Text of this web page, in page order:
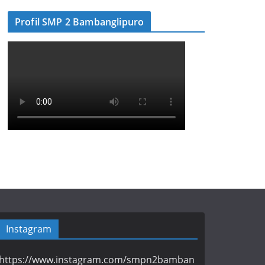
Profil SMP 2 Bambanglipuro
Instagram
www.instagram.com/smpn2bamban